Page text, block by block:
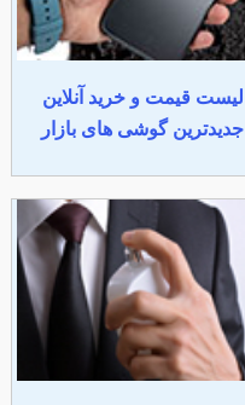
لیست قیمت و خرید آنلاین
جدیدترین گوشی های بازار